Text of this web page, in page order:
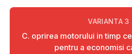
VARIANTA3
C. oprirea motorului in timp
pentru a economisi